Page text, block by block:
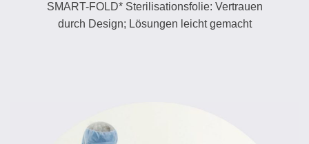
SMART-FOLD* Sterilisationsfolie: Vertrauen
durch Design; Lösungen leicht gemacht